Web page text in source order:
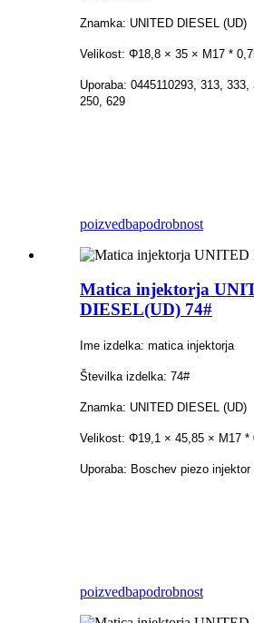
Znamka: UNITED DIESEL (UD)
Velikost: Φ18,8 × 35 × M17 *
Uporaba: 0445110293, 313, 333,
250, 629
poizvedbapodrobnost
Matica injektorja
DIESEL(UD) 74#
Ime izdelka: matica injektorja
Številka izdelka: 74#
Znamka: UNITED DIESEL (UD)
Velikost: Φ19,1 × 45,85 × M17 *
Uporaba: Boschev piezo injektor
poizvedbapodrobnost